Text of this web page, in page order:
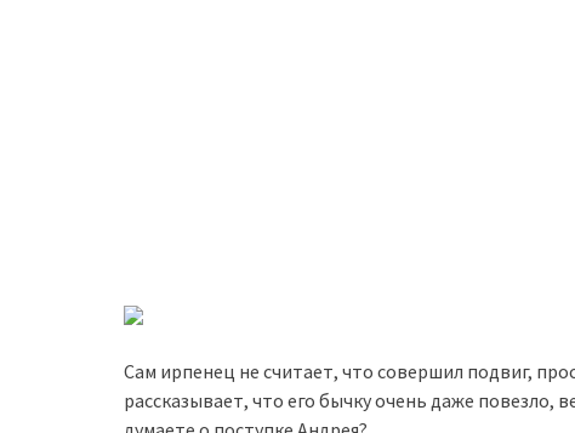
Сам ирпенец не считает, что совершил подвиг,
рассказывает, что его бычку очень даже повезло,